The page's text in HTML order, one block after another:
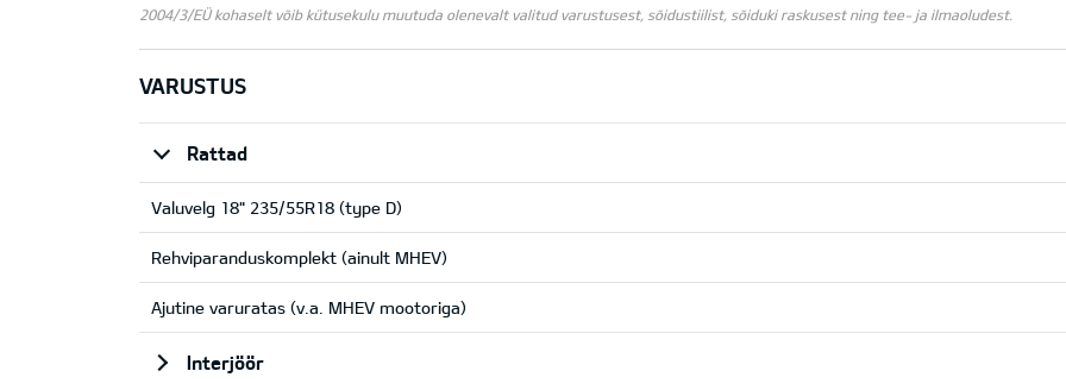
2004/3/EÜ kohaselt võib kütusekulu muutuda olenevalt valitud varustusest, sõidustiilist, sõiduki raskusest ning tee- ja ilmaoludest.
VARUSTUS
Rattad
Valuvelg 18" 235/55R18 (type D)
Rehviparanduskomplekt (ainult MHEV)
Ajutine varuratas (v.a. MHEV mootoriga)
Interjöör